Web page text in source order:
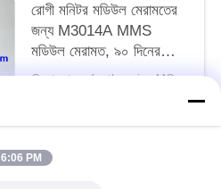
রোগী মনিটর মডিউল মেরামতের
জন্য M3014A MMS
মডিউল মেরামত, ৯০ দিনের
ওয়ারেন্টি সহ এবং ১০টি স্টক
Contact us for the price MOQ:1
6:06 PM